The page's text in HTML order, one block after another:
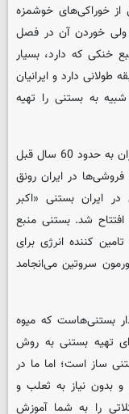
از خوراکی‌های خوشمزه
خوردن آن در فصل
خنکی که دارد، بسیار
دارد و ایرانیان
به بستنی را تهیه
شاید بتوان گفت تاریخ تولید بستنی سنتی در ایران به حدود 60 سال قبل
40 بود که بستنی فروشی‌ها در ایران رونق
ایران بستنی «اکبر
شد. بستنی منبع
کننده انرژی برای
سروتین می‌انجامد
بستنی‌هاست که میوه
تهیه بستنی به روش
ساز است؛ اما ما در
بدون نیاز به ثعلب و
را به شما آموزش